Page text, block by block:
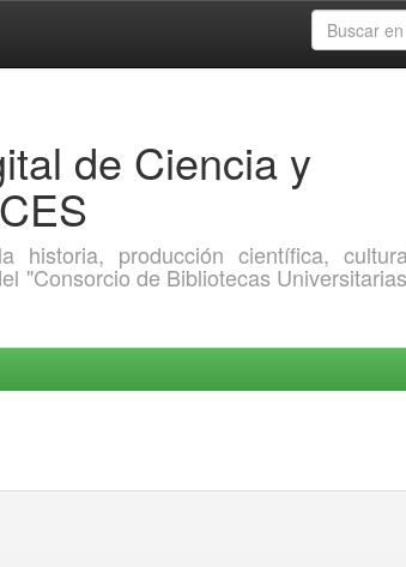
de Ciencia y
historia, producción científica,
"Consorcio de Bibliotecas